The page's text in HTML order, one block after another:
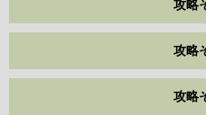
攻略
攻略
攻略